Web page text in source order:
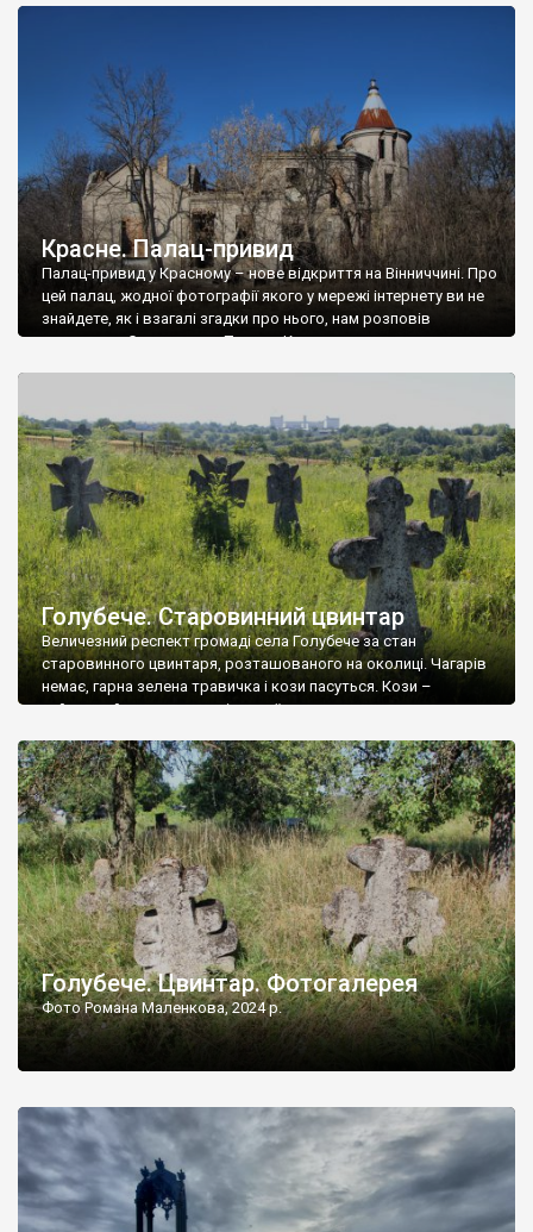
Красне. Палац-привид
Палац-привид у Красному – нове відкриття на Вінниччині. Про
цей палац, жодної фотографії якого у мережі інтернету ви не
знайдете, як і взагалі згадки про нього, нам розповів
мешканець Самгородка. Палац у Красному вразив не лише
Голубече. Старовинний цвинтар
Величезний респект громаді села Голубече за стан
старовинного цвинтаря, розташованого на околиці. Чагарів
немає, гарна зелена травичка і кози пасуться. Кози –
найкращий регулятор шкідливої, для старих кладовищ,
бруньками, кози ті бруньки обгризають, бо то улюблений
делікатес. На цвинтарі у Голубечому ціла колекція
різноманітних форм хрестів. Село відносно невелике, […]
Голубече. Цвинтар. Фотогалерея
Фото Романа Маленкова, 2024 р.